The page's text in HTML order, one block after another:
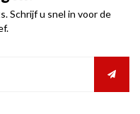
Schrijf u snel in voor de